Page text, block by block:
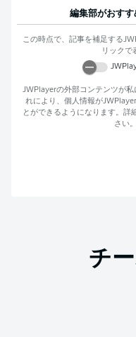
編集部がおすす
この時点で、記事を補足する
リックで
JWPlayerの外部コンテンツが私
れにより、個人情報がJWPlayer
とができるようになります。詳
さい。
チ